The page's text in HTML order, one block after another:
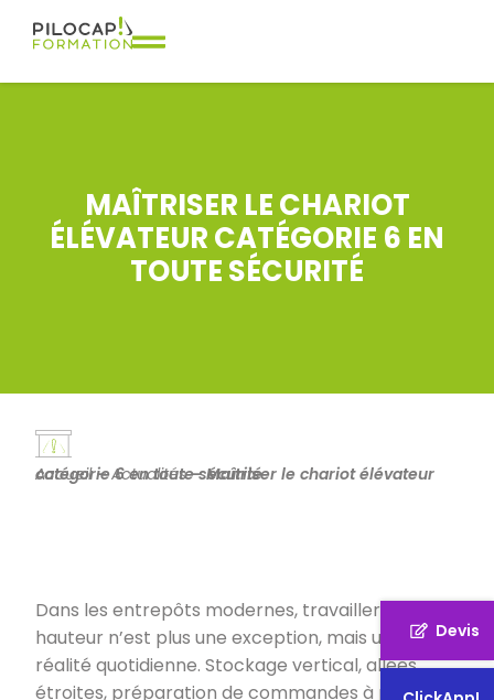
Devis
MAÎTRISER LE CHARIOT
ÉLÉVATEUR CATÉGORIE 6 EN
TOUTE SÉCURITÉ
Accueil–Actualités–
Maîtriser le chariot élévateur catégorie 6 en toute sécurité
Dans les entrepôts modernes, travailler en
hauteur n’est plus une exception, mais une
réalité quotidienne. Stockage vertical, allées
étroites, préparation de commandes à plusieurs